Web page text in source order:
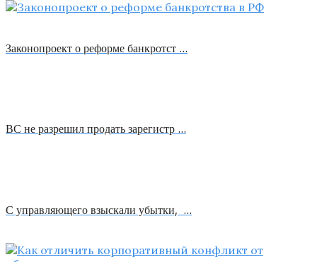
Законопроект о реформе банкротст …
ВС не разрешил продать зарегистр …
С управляющего взыскали убытки, …